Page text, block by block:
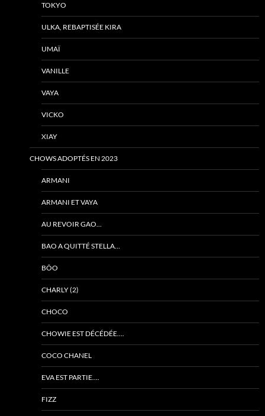
TOKYO
ULKA, REBAPTISÉE KIRA
UMAÏ
VANILLE
VAYA
VICKO
XIAY
CHOWS ADOPTÉS EN 2023
ARMANI
ARMANI ET VAYA
AU REVOIR GAO…
BAO A QUITTÉ STELLA…
BÔO
CHARLY (2)
CHOCO
CHOWIE EST DÉCÉDÉE….
COCO CHANEL
EVA EST PARTIE….
FIZZ